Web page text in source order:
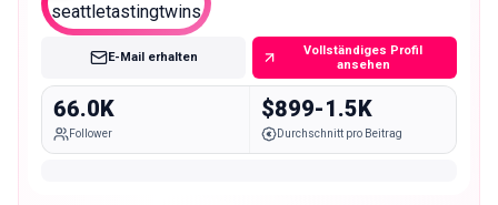
Mid
E-Mail erhalten
Vollständiges Profil
ansehen
66.0K
Follower
$899-1.5K
Durchschnitt pro Beitrag